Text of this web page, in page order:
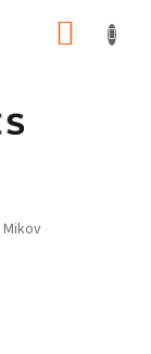
Mikov